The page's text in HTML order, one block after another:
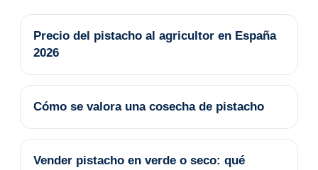
Precio del pistacho al agricultor en España
2026
Cómo se valora una cosecha de pistacho
Vender pistacho en verde o seco: qué